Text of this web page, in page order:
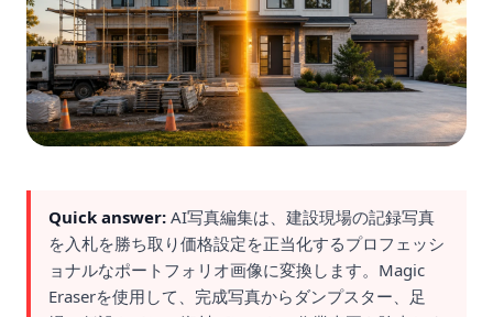
Quick answer: AI写真編集は、建設現場の記録写真
を入札を勝ち取り価格設定を正当化するプロフェッシ
ョナルなポートフォリオ画像に変換します。Magic
Eraserを使用して、完成写真からダンプスター、足